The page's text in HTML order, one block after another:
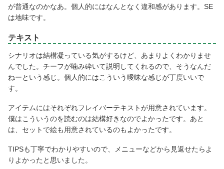
が普通なのかなあ。個人的にはなんとなく違和感があります。SE
は地味です。
テキスト
シナリオは結構凝っている気がするけど、あまりよくわかりませ
んでした。チーフが噛み砕いて説明してくれるので、そうなんだ
ねーという感じ。個人的にはこういう曖昧な感じが丁度いいで
す。
アイテムにはそれぞれフレイバーテキストが用意されています。
僕はこういうのを読むのは結構好きなのでよかったです。あと
は、セットで絵も用意されているのもよかったです。
TIPSも丁寧でわかりやすいので、メニューなどから見返せたらよ
りよかったと思いました。